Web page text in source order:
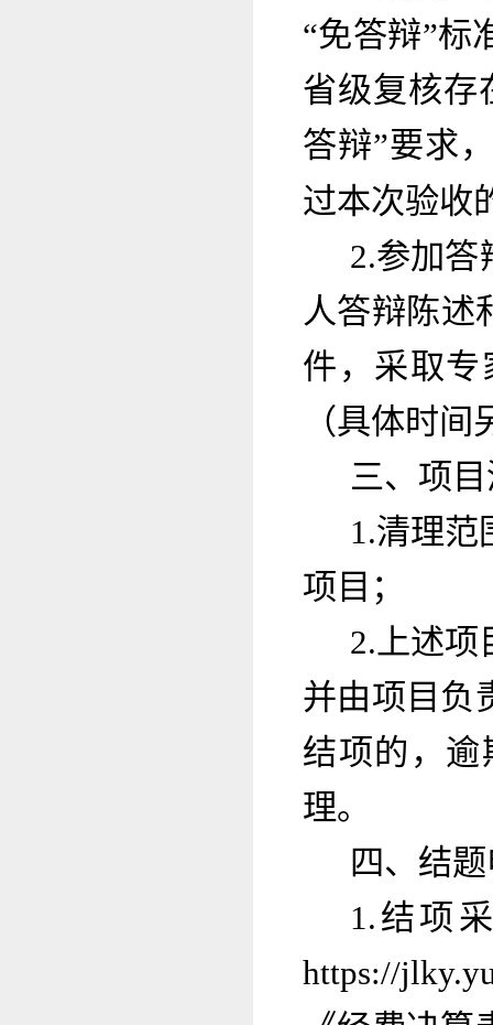
“免答辩”标
省级复核存
答辩”要求
过本次验收
2.参加答
人答辩陈述
件，采取
（具体时
三、项
1.清理范
项目；
2.上述项
并由项目负
结项的，
理。
四、结
1.结项
https://